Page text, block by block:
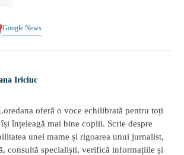
Google News
Iriciuc
oferă o voce echilibrată pentru toți
înțeleagă mai bine copiii. Scrie despre
unei mame și rigoarea unui jurnalist,
consultă specialiști, verifică informațiile și